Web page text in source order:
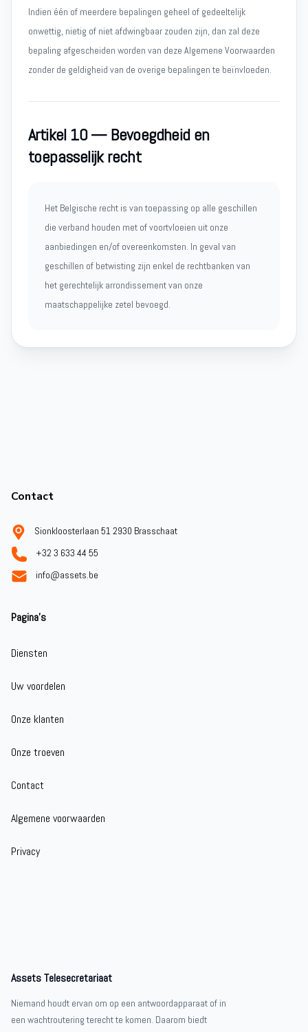
Indien één of meerdere bepalingen geheel of gedeeltelijk
onwettig, nietig of niet afdwingbaar zouden zijn, dan zal deze
bepaling afgescheiden worden van deze Algemene Voorwaarden
zonder de geldigheid van de overige bepalingen te beïnvloeden.
Artikel 10 — Bevoegdheid en
toepasselijk recht
Het Belgische recht is van toepassing op alle geschillen
die verband houden met of voortvloeien uit onze
aanbiedingen en/of overeenkomsten. In geval van
geschillen of betwisting zijn enkel de rechtbanken van
het gerechtelijk arrondissement van onze
maatschappelijke zetel bevoegd.
Contact
Sionkloosterlaan 51 2930 Brasschaat
+32 3 633 44 55
info@assets.be
Pagina's
Diensten
Uw voordelen
Onze klanten
Onze troeven
Contact
Algemene voorwaarden
Privacy
Assets Telesecretariaat
Niemand houdt ervan om op een antwoordapparaat of in
een wachtroutering terecht te komen. Daarom biedt